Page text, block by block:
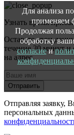
Для анализа
применяем
Продолжая
обработку
согласиеи
Узнать время
Оставьте свои
течение 30 минут
на адрес.
Отправить
Отправляя заявку,
персональных